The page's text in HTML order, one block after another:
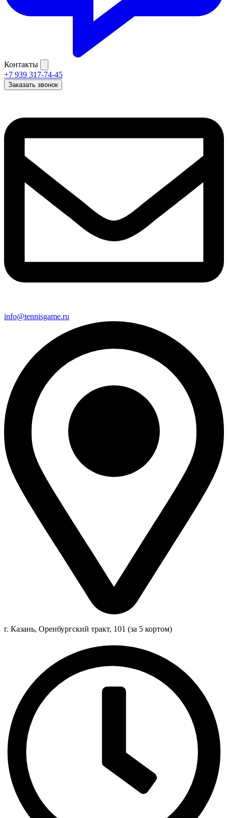
Контакты
+7 939 317-74-45
Заказать звонок
info@tennisgame.ru
г. Казань, Оренбургский тракт, 101 (за 5 кортом)